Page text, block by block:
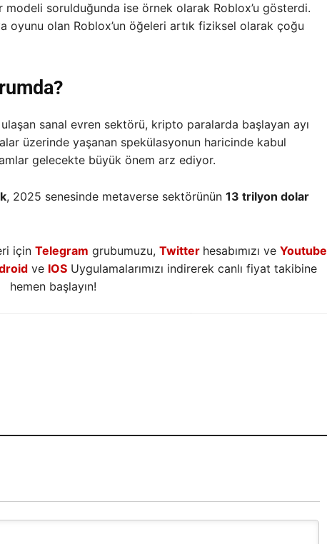
modeli sorulduğunda ise örnek olarak Roblox’u gösterdi.
oyunu olan Roblox’un öğeleri artık fiziksel olarak çoğu
sanal evren sektörü, kripto paralarda başlayan ayı
üzerinde yaşanan spekülasyonun haricinde kabul
gelecekte büyük önem arz ediyor.
, 2025 senesinde metaverse sektörünün 13 trilyon dolar
için Telegram grubumuzu, Twitter hesabımızı ve Youtube
ve IOSUygulamalarımızı indirerek canlı fiyat takibine
hemen başlayın!